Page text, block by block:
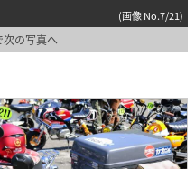
(画像 No.7/21)
次の写真へ